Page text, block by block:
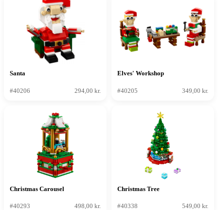
Santa
#40206 294,00 kr.
Elves' Workshop
#40205 349,00 kr.
Christmas Carousel
#40293 498,00 kr.
Christmas Tree
#40338 549,00 kr.